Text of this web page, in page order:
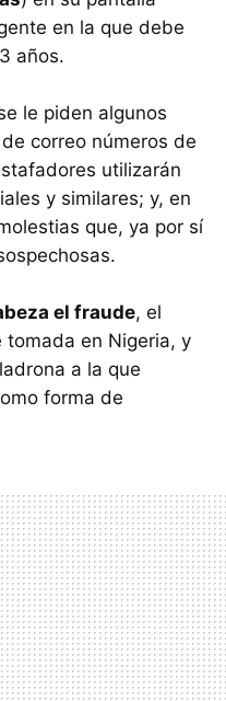
en la que debe
años.
le piden algunos
correo números de
utilizarán
y similares; y, en
que, ya por sí
el fraude, el
tomada en Nigeria, y
a la que
forma de